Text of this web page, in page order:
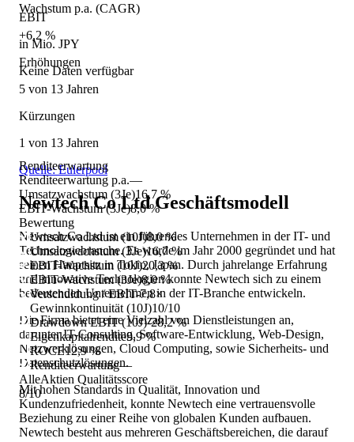
EBIT
in Mio. JPY
Keine Daten verfügbar
Renditeerwartung
Renditeerwartung p.a.—
Umsatzwachstum (3Je)16,7 %
EBIT-Wachstum (3Je)8,0 %
Bewertung
Umsatzwachstum (10J)8,0 %
Umsatzwachstum (3Je)16,7 %
EBIT-Wachstum (10J)20,3 %
EBIT-Wachstum (3Je)8,0 %
Verschuldung / EBIT-7,8×
Gewinnkontinuität (10J)10/10
Drawdown EBIT (10J)-28,2 %
Eigenkapitalrendite9,9 %
ROCE12,9 %
Renditeerwartung—
AlleAktien Qualitätsscore
8/10
Wachstum p.a. (CAGR)
+6,2 %
Erhöhungen
5 von 13 Jahren
Kürzungen
1 von 13 Jahren
Quelle: Eulerpool
Newtech Co LtdGeschäftsmodell
Newtech Co Ltd ist ein führendes Unternehmen in der IT- und
Technologiebranche. Es wurde im Jahr 2000 gegründet und hat
seinen Hauptsitz in Tokio, Japan. Durch jahrelange Erfahrung
und innovative Technologien konnte Newtech sich zu einem
bedeutenden Unternehmen in der IT-Branche entwickeln.
Die Firma bietet eine Vielzahl von Dienstleistungen an,
darunter IT-Consulting, Software-Entwicklung, Web-Design,
Netzwerklösungen, Cloud Computing, sowie Sicherheits- und
Datenschutzlösungen.
Mit hohen Standards in Qualität, Innovation und
Kundenzufriedenheit, konnte Newtech eine vertrauensvolle
Beziehung zu einer Reihe von globalen Kunden aufbauen.
Newtech besteht aus mehreren Geschäftsbereichen, die darauf